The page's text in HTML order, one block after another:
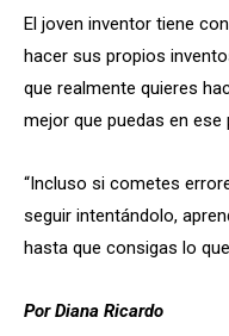
El joven inventor tiene
hacer sus propios
que realmente quieres
mejor que puedas en ese
“Incluso si cometes
seguir intentándolo,
hasta que consigas lo
Por Diana Ricardo